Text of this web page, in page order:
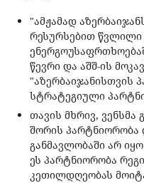
"ამჟამად
რესურსებით წვლილი
წევრი და აშშ-ის
"აზერბაიჯანისთვის
სტრატეგიული
თავის მხრივ, ვენსმა
შორის პარტნიორობა
განმავლობაში არ
ეს პარტნიორობა
კეთილდღეობას